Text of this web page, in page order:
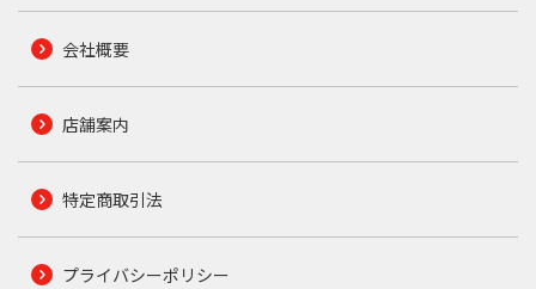
会社概要
店舗案内
特定商取引法
プライバシーポリシー